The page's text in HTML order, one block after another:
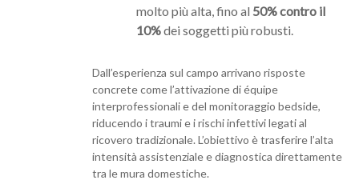
molto più alta, fino al 50% contro il
10%dei soggetti più robusti.
Dall’esperienza sul campo arrivano risposte
concrete come l’attivazione di équipe
interprofessionali e del monitoraggio bedside,
riducendo i traumi e i rischi infettivi legati al
ricovero tradizionale. L’obiettivo è trasferire l’alta
intensità assistenziale e diagnostica direttamente
tra le mura domestiche.